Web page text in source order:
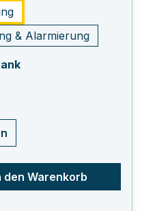
& Alarmierung
auswählen
den
den Warenkorb